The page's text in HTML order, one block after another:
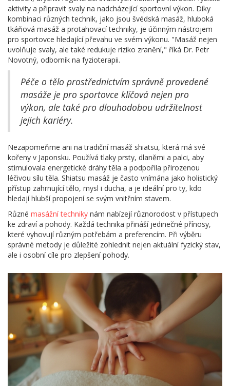
aktivity a připravit svaly na nadcházející sportovní výkon. Díky
kombinaci různých technik, jako jsou švédská masáž, hluboká
tkáňová masáž a protahovací techniky, je účinným nástrojem
pro sportovce hledající převahu ve svém výkonu. "Masáž nejen
uvolňuje svaly, ale také redukuje riziko zranění," říká Dr. Petr
Novotný, odborník na fyzioterapii.
Péče o tělo prostřednictvím správně provedené
masáže je pro sportovce klíčová nejen pro
výkon, ale také pro dlouhodobou udržitelnost
jejich kariéry.
Nezapomeňme ani na tradiční masáž shiatsu, která má své
kořeny v Japonsku. Používá tlaky prsty, dlaněmi a palci, aby
stimulovala energetické dráhy těla a podpořila přirozenou
léčivou sílu těla. Shiatsu masáž je často vnímána jako holistický
přístup zahrnující tělo, mysl i ducha, a je ideální pro ty, kdo
hledají hlubší propojení se svým vnitřním stavem.
Různé masážní techniky nám nabízejí různorodost v přístupech
ke zdraví a pohody. Každá technika přináší jedinečné přínosy,
které vyhovují různým potřebám a preferencím. Při výběru
správné metody je důležité zohlednit nejen aktuální fyzický stav,
ale i osobní cíle pro zlepšení pohody.